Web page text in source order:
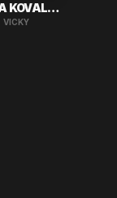
ALINA KOVALEVA
VICKY